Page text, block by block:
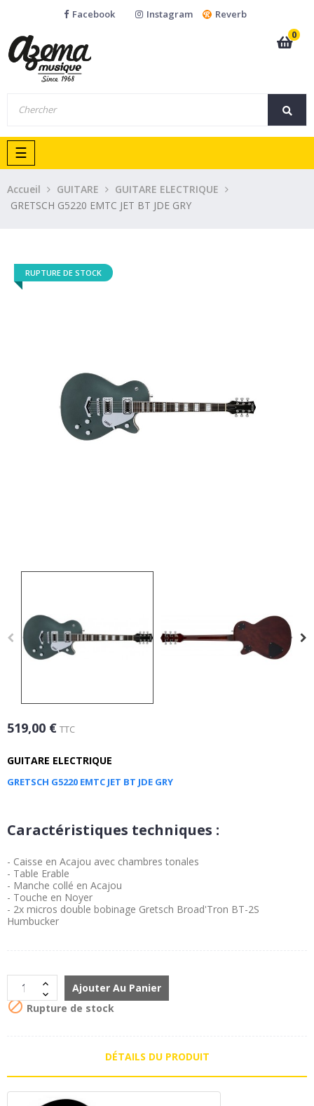
Facebook Instagram
Reverb
0
Basculer
la
navigation
☰
Accueil GUITARE
GUITARE ELECTRIQUE
GRETSCH G5220 EMTC JET BT JDE GRY
RUPTURE DE STOCK
519,00 € TTC
GUITARE ELECTRIQUE
GRETSCH G5220 EMTC JET BT JDE GRY
Caractéristiques techniques :
- Caisse en Acajou avec chambres tonales
- Table Erable
- Manche collé en Acajou
- Touche en Noyer
- 2x micros double bobinage Gretsch Broad'Tron BT-2S
Humbucker
Ajouter Au Panier
 Rupture de stock
DÉTAILS DU PRODUIT